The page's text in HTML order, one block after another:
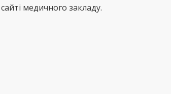
медичного закладу.